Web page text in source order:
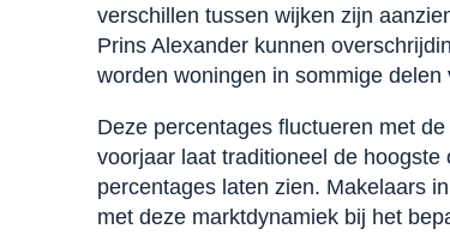
verschillen tussen wijken zijn
Prins Alexander kunnen
worden woningen in sommige
Deze percentages fluctueren met
voorjaar laat traditioneel de
percentages laten zien. Makelaars
met deze marktdynamiek bij het